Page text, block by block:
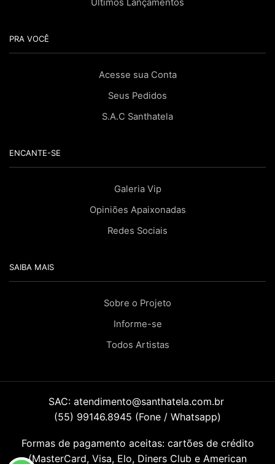
Últimos Lançamentos
PRA VOCÊ
Acesse sua Conta
Seus Pedidos
S.A.C Santhatela
ENCANTE-SE
Galeria Vip
Opiniões Apaixonadas
Redes Sociais
SAIBA MAIS
Sobre o Projeto
Informe-se
Todos Artistas
SAC: atendimento@santhatela.com.br
(55) 99146.8945 (Fone / Whatsapp)
Formas de pagamento aceitas: cartões de crédito
(MasterCard, Visa, Elo, Diners Club e American